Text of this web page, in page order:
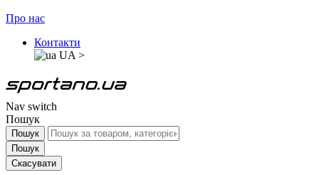
Про нас
Контакти
UA >
Nav switch
Пошук
Пошук
Пошук
Скасувати